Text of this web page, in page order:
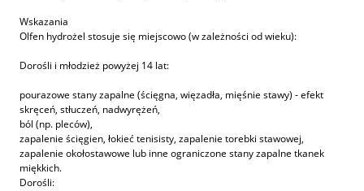
Wskazania
Olfen hydrożel stosuje się miejscowo (w zależności od wieku):
Dorośli i młodzież powyżej 14 lat:
pourazowe stany zapalne (ścięgna, więzadła, mięśnie stawy) - efekt
skręceń, stłuczeń, nadwyrężeń,
ból (np. pleców),
zapalenie ścięgien, łokieć tenisisty, zapalenie torebki stawowej,
zapalenie okołostawowe lub inne ograniczone stany zapalne tkanek
miękkich.
Dorośli: